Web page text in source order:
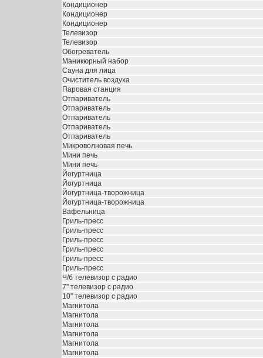
Кондиционер
Кондиционер
Кондиционер
Телевизор
Телевизор
Обогреватель
Маникюрный набор
Сауна для лица
Очиститель воздуха
Паровая станция
Отпариватель
Отпариватель
Отпариватель
Отпариватель
Отпариватель
Микроволновая печь
Мини печь
Мини печь
Йогуртница
Йогуртница
Йогуртница-творожница
Йогуртница-творожница
Вафельница
Гриль-пресс
Гриль-пресс
Гриль-пресс
Гриль-пресс
Гриль-пресс
Гриль-пресс
Ч/б телевизор с радио
7" телевизор с радио
10" телевизор с радио
Магнитола
Магнитола
Магнитола
Магнитола
Магнитола
Магнитола